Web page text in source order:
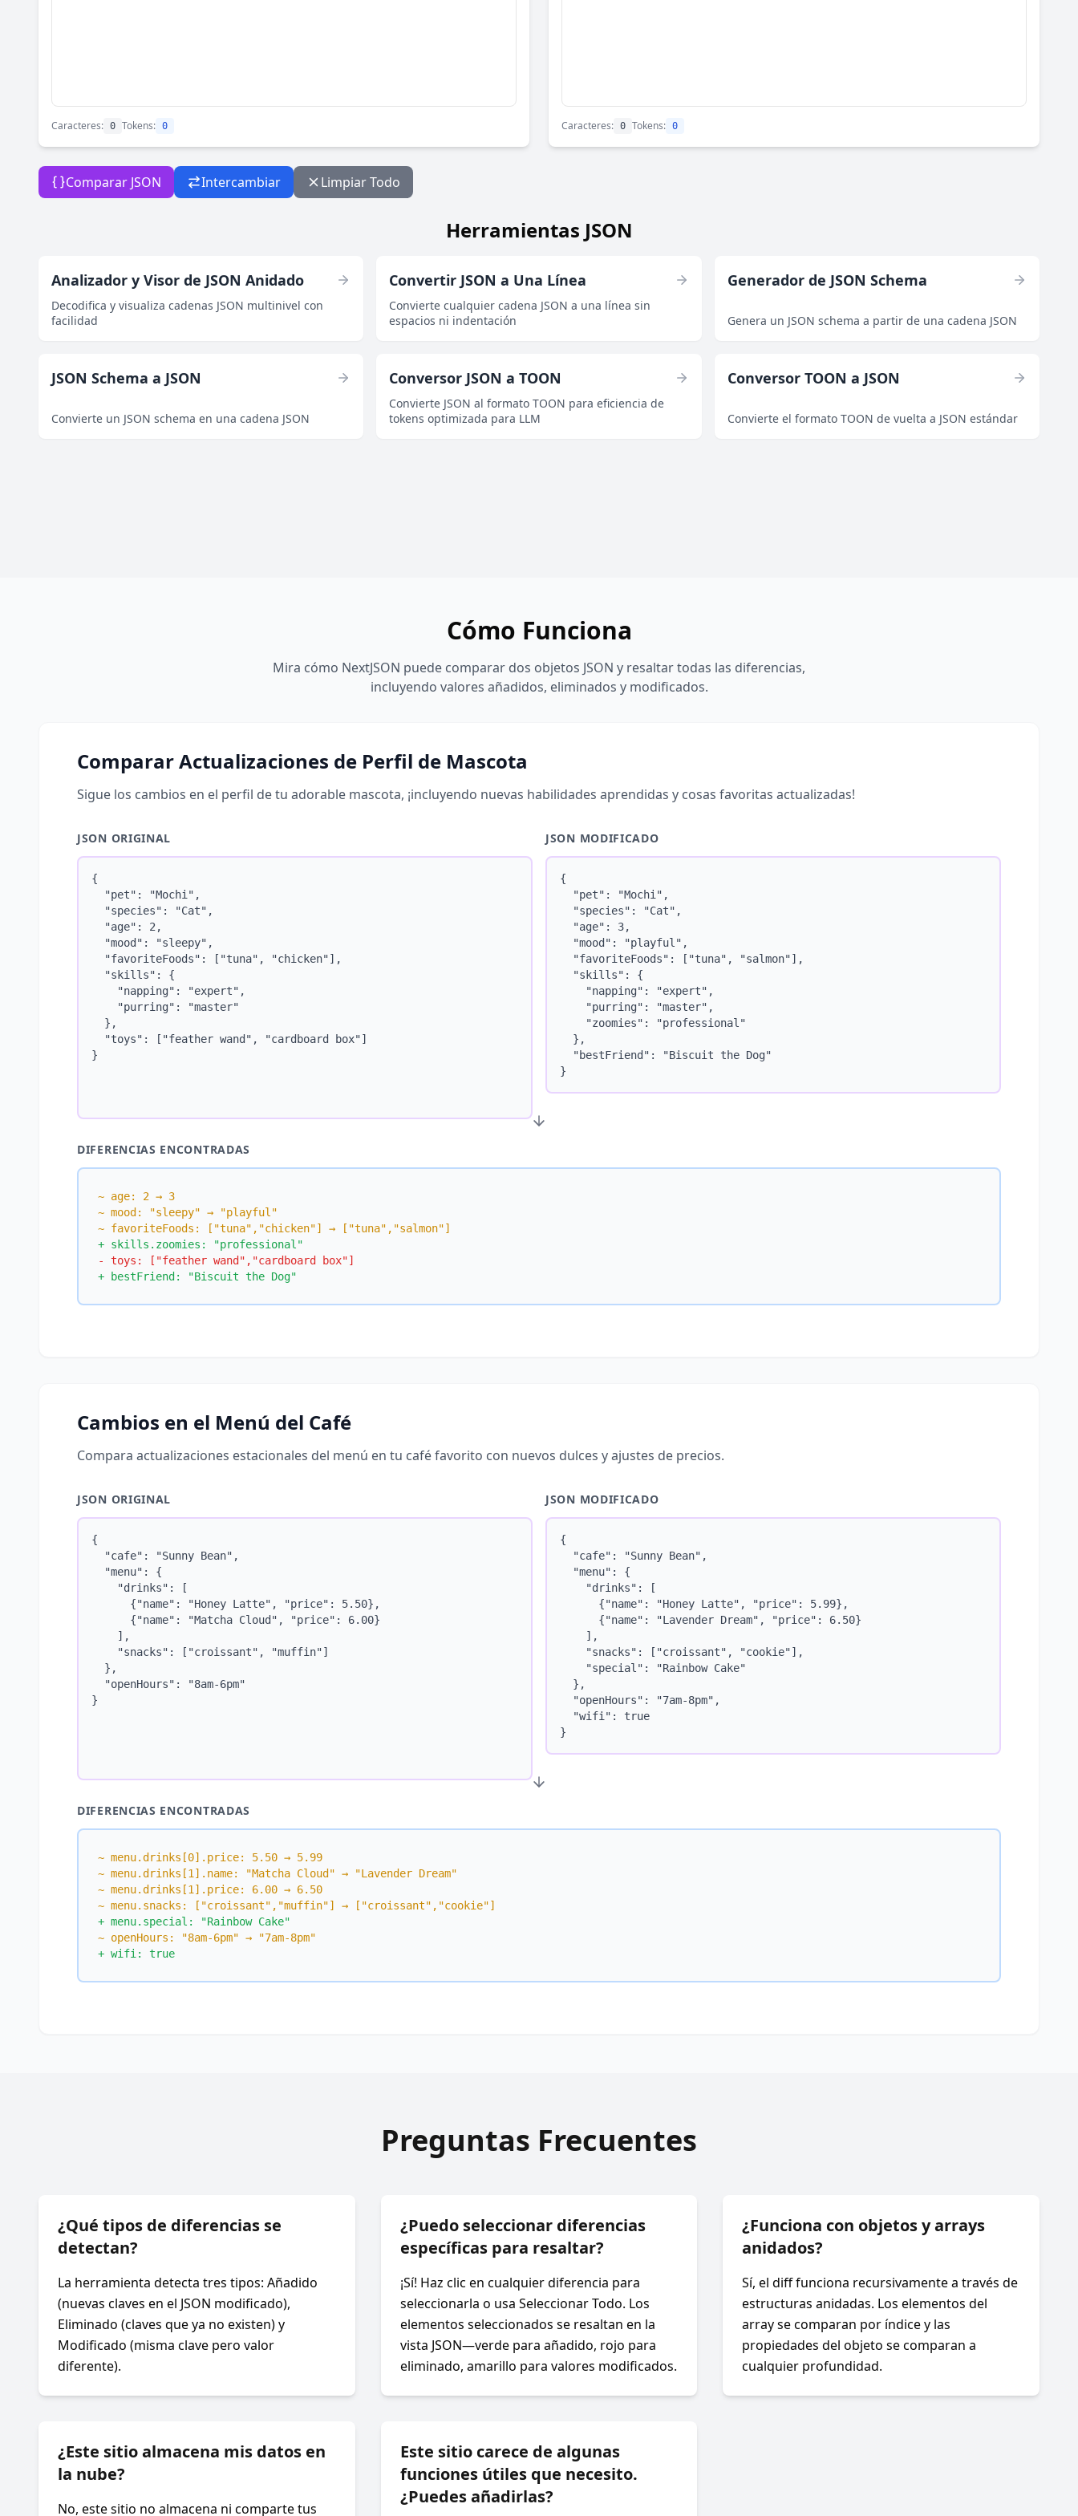
Caracteres: 0 Tokens: 0 Caracteres: 0 Tokens: 0
Comparar JSON Intercambiar Limpiar Todo
Herramientas JSON
Analizador y Visor de JSON Anidado
Decodifica y visualiza cadenas JSON multinivel con
facilidad
Convertir JSON a Una Línea
Convierte cualquier cadena JSON a una línea sin
espacios ni indentación
Generador de JSON Schema
Genera un JSON schema a partir de una cadena JSON
JSON Schema a JSON
Convierte un JSON schema en una cadena JSON
Conversor JSON a TOON
Convierte JSON al formato TOON para eficiencia de
tokens optimizada para LLM
Conversor TOON a JSON
Convierte el formato TOON de vuelta a JSON estándar
Cómo Funciona
Mira cómo NextJSON puede comparar dos objetos JSON y resaltar todas las diferencias,
incluyendo valores añadidos, eliminados y modificados.
Comparar Actualizaciones de Perfil de Mascota
Sigue los cambios en el perfil de tu adorable mascota, ¡incluyendo nuevas habilidades aprendidas y cosas favoritas actualizadas!
JSON ORIGINAL
{
  "pet": "Mochi",
  "species": "Cat",
  "age": 2,
  "mood": "sleepy",
  "favoriteFoods": ["tuna", "chicken"],
  "skills": {
    "napping": "expert",
    "purring": "master"
  },
  "toys": ["feather wand", "cardboard box"]
}
JSON MODIFICADO
{
  "pet": "Mochi",
  "species": "Cat",
  "age": 3,
  "mood": "playful",
  "favoriteFoods": ["tuna", "salmon"],
  "skills": {
    "napping": "expert",
    "purring": "master",
    "zoomies": "professional"
  },
  "bestFriend": "Biscuit the Dog"
}
DIFERENCIAS ENCONTRADAS
~ age: 2 → 3
~ mood: "sleepy" → "playful"
~ favoriteFoods: ["tuna","chicken"] → ["tuna","salmon"]
+ skills.zoomies: "professional"
- toys: ["feather wand","cardboard box"]
+ bestFriend: "Biscuit the Dog"
Cambios en el Menú del Café
Compara actualizaciones estacionales del menú en tu café favorito con nuevos dulces y ajustes de precios.
JSON ORIGINAL
{
  "cafe": "Sunny Bean",
  "menu": {
    "drinks": [
      {"name": "Honey Latte", "price": 5.50},
      {"name": "Matcha Cloud", "price": 6.00}
    ],
    "snacks": ["croissant", "muffin"]
  },
  "openHours": "8am-6pm"
}
JSON MODIFICADO
{
  "cafe": "Sunny Bean",
  "menu": {
    "drinks": [
      {"name": "Honey Latte", "price": 5.99},
      {"name": "Lavender Dream", "price": 6.50}
    ],
    "snacks": ["croissant", "cookie"],
    "special": "Rainbow Cake"
  },
  "openHours": "7am-8pm",
  "wifi": true
}
DIFERENCIAS ENCONTRADAS
~ menu.drinks[0].price: 5.50 → 5.99
~ menu.drinks[1].name: "Matcha Cloud" → "Lavender Dream"
~ menu.drinks[1].price: 6.00 → 6.50
~ menu.snacks: ["croissant","muffin"] → ["croissant","cookie"]
+ menu.special: "Rainbow Cake"
~ openHours: "8am-6pm" → "7am-8pm"
+ wifi: true
Preguntas Frecuentes
¿Qué tipos de diferencias se
detectan?
La herramienta detecta tres tipos: Añadido
(nuevas claves en el JSON modificado),
Eliminado (claves que ya no existen) y
Modificado (misma clave pero valor
diferente).
¿Puedo seleccionar diferencias
específicas para resaltar?
¡Sí! Haz clic en cualquier diferencia para
seleccionarla o usa Seleccionar Todo. Los
elementos seleccionados se resaltan en la
vista JSON—verde para añadido, rojo para
eliminado, amarillo para valores modificados.
¿Funciona con objetos y arrays
anidados?
Sí, el diff funciona recursivamente a través de
estructuras anidadas. Los elementos del
array se comparan por índice y las
propiedades del objeto se comparan a
cualquier profundidad.
¿Este sitio almacena mis datos en
la nube?
No, este sitio no almacena ni comparte tus
Este sitio carece de algunas
funciones útiles que necesito.
¿Puedes añadirlas?